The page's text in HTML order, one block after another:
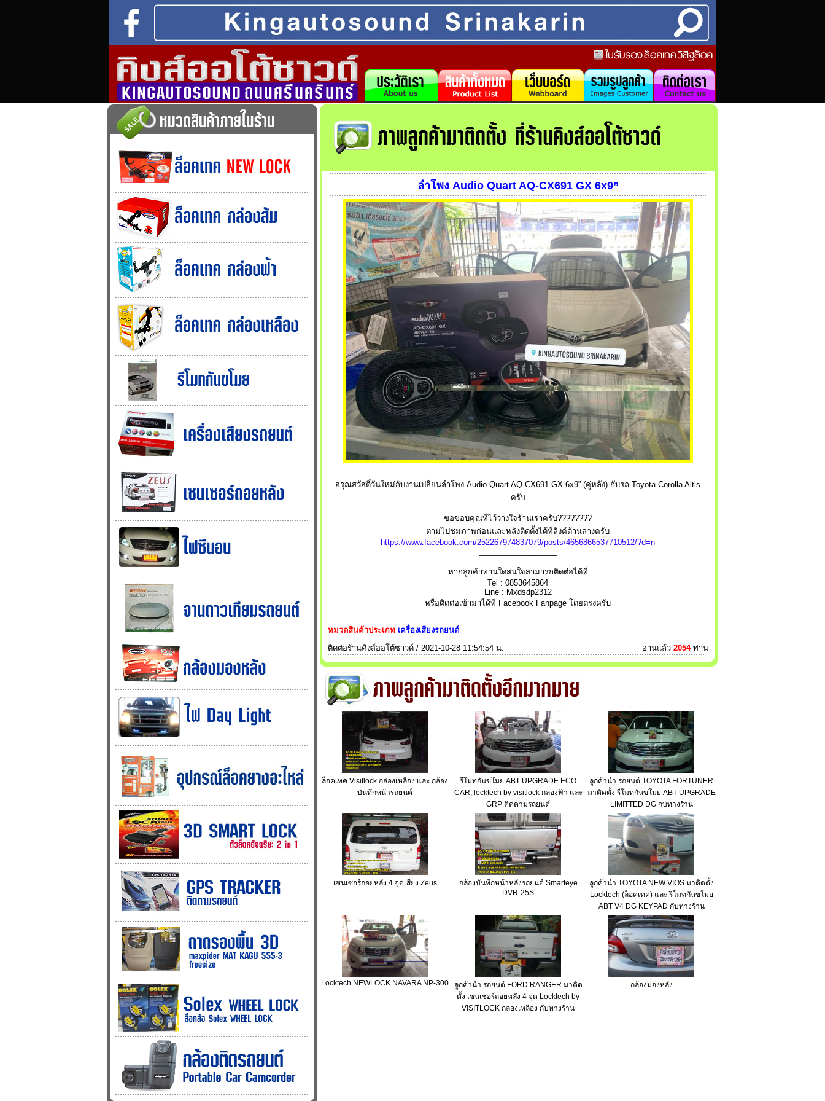
ลำโพง Audio Quart AQ-CX691 GX 6x9”
อรุณสวัสดิ์วันใหม่กับงานเปลี่ยนลำโพง Audio Quart AQ-CX691 GX 6x9” (คู่หลัง) กับรถ Toyota Corolla Altis
ครับ
ขอขอบคุณที่ไว้วางใจร้านเราครับ????????
ตามไปชมภาพก่อนและหลังติดตั้งได้ที่ลิงค์ด้านล่างครับ
https://www.facebook.com/252267974837079/posts/4656866537710512/?d=n
หากลูกค้าท่านใดสนใจสามารถติดต่อได้ที่
Tel : 0853645864
Line : Mxdsdp2312
หรือติดต่อเข้ามาได้ที่ Facebook Fanpage โดยตรงครับ
หมวดสินค้าประเภท เครื่องเสียงรถยนต์
ติดต่อร้านคิงส์ออโต้ซาวด์ / 2021-10-28 11:54:54 น.
อ่านแล้ว 2054ท่าน
ล็อคเทค Visitlock กล่องเหลือง และ กล้อง
บันทึกหน้ารถยนต์
รีโมทกันขโมย ABT UPGRADE ECO
CAR, locktech by visitlock กล่องฟ้า และ
GRP ติดตามรถยนต์
ลูกค้านำ รถยนต์ TOYOTA FORTUNER
มาติดตั้ง รีโมทกันขโมย ABT UPGRADE
LIMITTED DG กบทางร้าน
เซนเซอร์ถอยหลัง 4 จุดเสียง Zeus
กล้องบันทึกหน้าหลังรถยนต์ Smarteye
DVR-25S
ลูกค้านำ TOYOTA NEW VIOS มาติดตั้ง
Locktech (ล็อคเทค) และ รีโมทกันขโมย
ABT V4 DG KEYPAD กับทางร้าน
Locktech NEWLOCK NAVARA NP-300
ลูกค้านำ รถยนต์ FORD RANGER มาติด
ตั้ง เซนเซอร์ถอยหลัง 4 จุด Locktech by
VISITLOCK กล่องเหลือง กับทางร้าน
กล้องมองหลัง